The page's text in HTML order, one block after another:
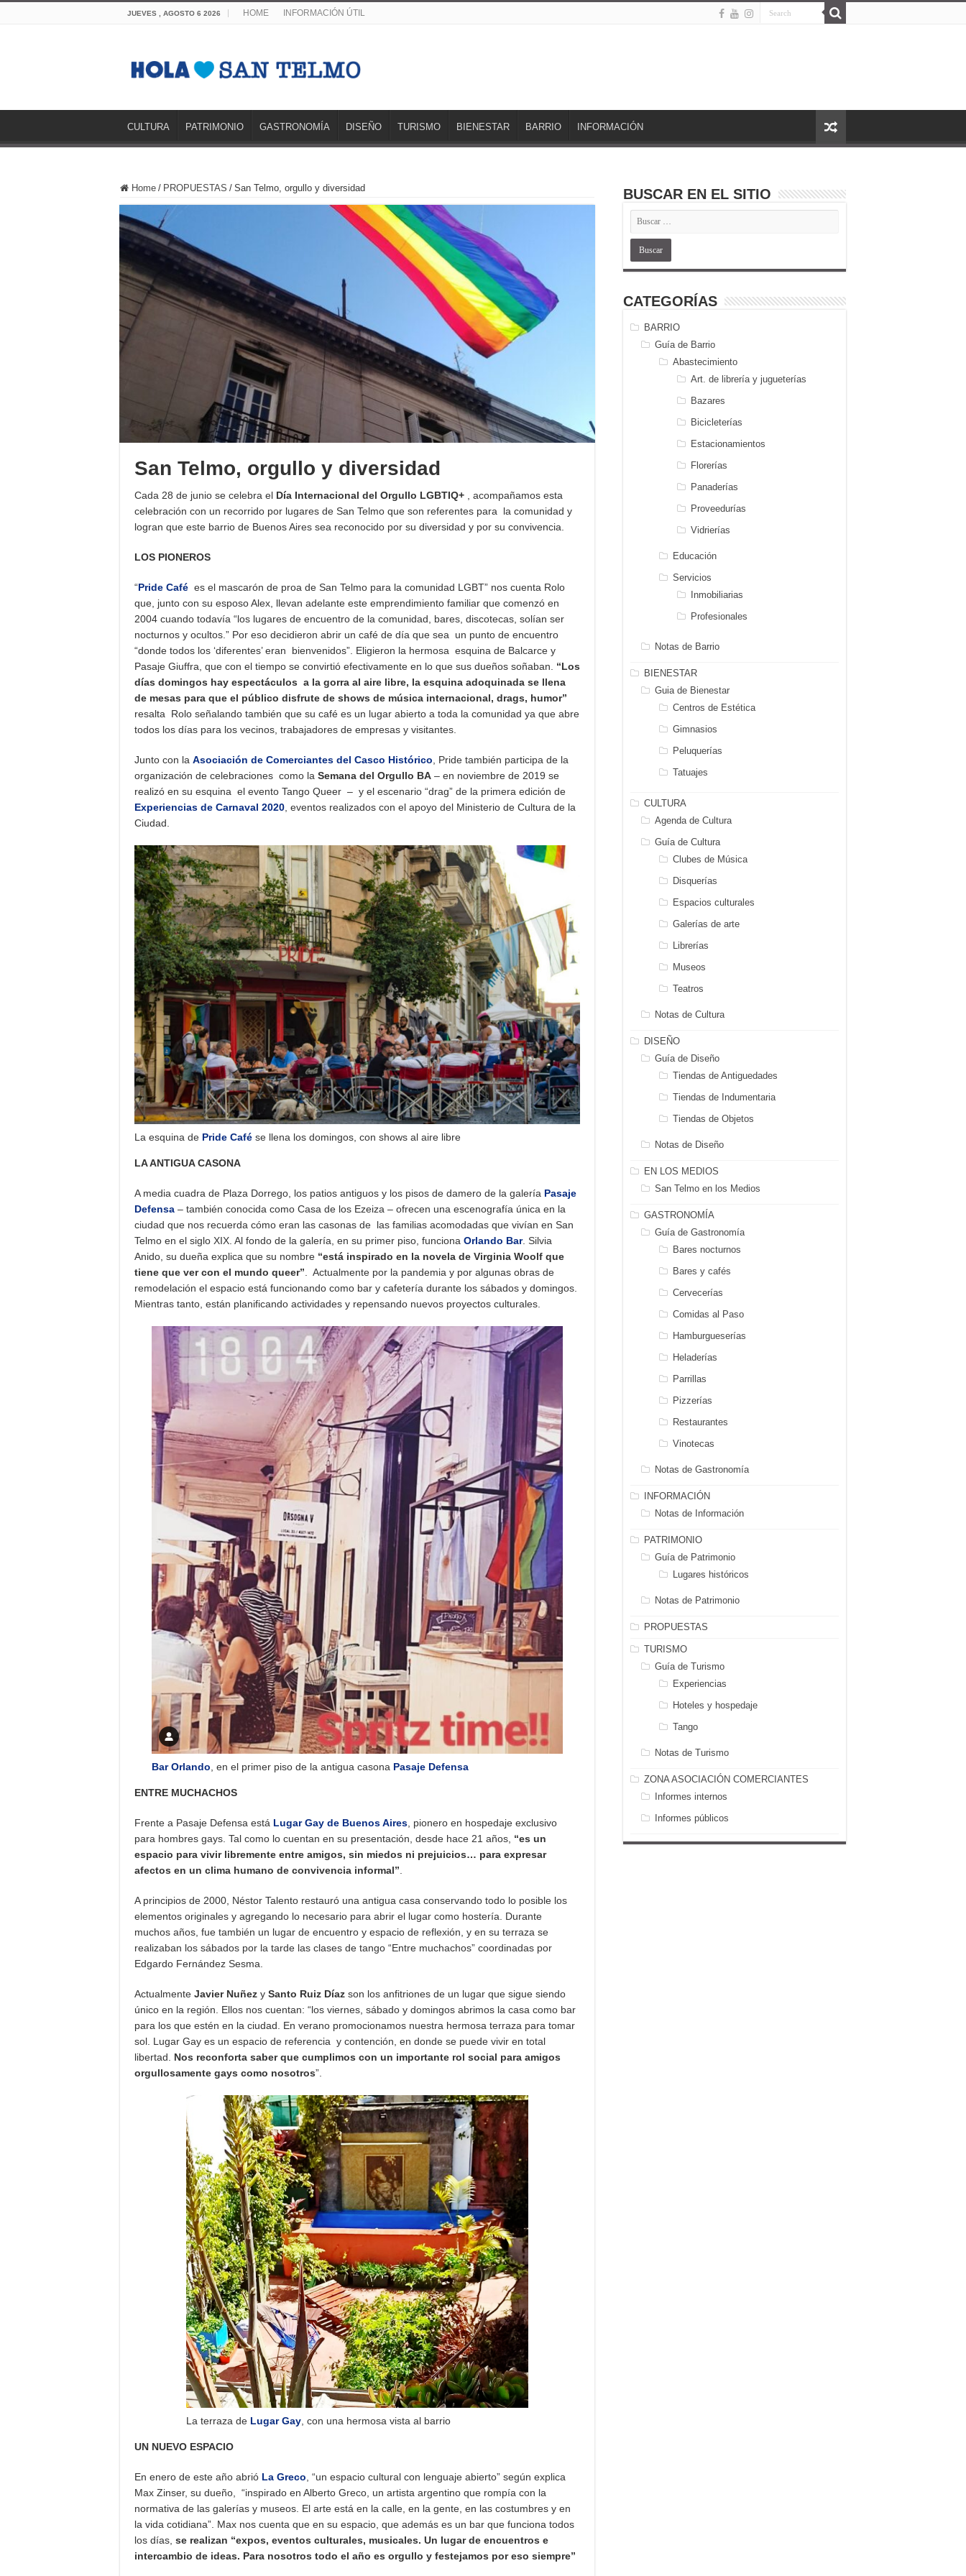
JUEVES , AGOSTO 6 2026 HOME INFORMACIÓN ÚTIL
CULTURA PATRIMONIO GASTRONOMÍA DISEÑO TURISMO BIENESTAR BARRIO INFORMACIÓN
Home / PROPUESTAS / San Telmo, orgullo y diversidad
San Telmo, orgullo y diversidad
Cada 28 de junio se celebra el Día Internacional del Orgullo LGBTIQ+ , acompañamos esta
celebración con un recorrido por lugares de San Telmo que son referentes para la comunidad y
logran que este barrio de Buenos Aires sea reconocido por su diversidad y por su convivencia.
LOS PIONEROS
“Pride Café es el mascarón de proa de San Telmo para la comunidad LGBT” nos cuenta Rolo
que, junto con su esposo Alex, llevan adelante este emprendimiento familiar que comenzó en
2004 cuando todavía “los lugares de encuentro de la comunidad, bares, discotecas, solían ser
nocturnos y ocultos.” Por eso decidieron abrir un café de día que sea un punto de encuentro
“donde todos los ‘diferentes’ eran bienvenidos”. Eligieron la hermosa esquina de Balcarce y
Pasaje Giuffra, que con el tiempo se convirtió efectivamente en lo que sus dueños soñaban. “Los
días domingos hay espectáculos a la gorra al aire libre, la esquina adoquinada se llena
de mesas para que el público disfrute de shows de música internacional, drags, humor”
resalta Rolo señalando también que su café es un lugar abierto a toda la comunidad ya que abre
todos los días para los vecinos, trabajadores de empresas y visitantes.
Junto con la Asociación de Comerciantes del Casco Histórico , Pride también participa de la
organización de celebraciones como la Semana del Orgullo BA – en noviembre de 2019 se
realizó en su esquina el evento Tango Queer – y el escenario “drag” de la primera edición de
Experiencias de Carnaval 2020 , eventos realizados con el apoyo del Ministerio de Cultura de la
Ciudad.
La esquina de Pride Café se llena los domingos, con shows al aire libre
LA ANTIGUA CASONA
A media cuadra de Plaza Dorrego, los patios antiguos y los pisos de damero de la galería Pasaje
Defensa – también conocida como Casa de los Ezeiza – ofrecen una escenografía única en la
ciudad que nos recuerda cómo eran las casonas de las familias acomodadas que vivían en San
Telmo en el siglo XIX. Al fondo de la galería, en su primer piso, funciona Orlando Bar. Silvia
Anido, su dueña explica que su nombre “está inspirado en la novela de Virginia Woolf que
tiene que ver con el mundo queer” . Actualmente por la pandemia y por algunas obras de
remodelación el espacio está funcionando como bar y cafetería durante los sábados y domingos.
Mientras tanto, están planificando actividades y repensando nuevos proyectos culturales.
Bar Orlando , en el primer piso de la antigua casona Pasaje Defensa
ENTRE MUCHACHOS
Frente a Pasaje Defensa está Lugar Gay de Buenos Aires , pionero en hospedaje exclusivo
para hombres gays. Tal como lo cuentan en su presentación, desde hace 21 años, “es un
espacio para vivir libremente entre amigos, sin miedos ni prejuicios… para expresar
afectos en un clima humano de convivencia informal”
A principios de 2000, Néstor Talento restauró una antigua casa conservando todo lo posible los
elementos originales y agregando lo necesario para abrir el lugar como hostería. Durante
muchos años, fue también un lugar de encuentro y espacio de reflexión, y en su terraza se
realizaban los sábados por la tarde las clases de tango “Entre muchachos” coordinadas por
Edgardo Fernández Sesma.
Actualmente Javier Nuñez y Santo Ruiz Díaz son los anfitriones de un lugar que sigue siendo
único en la región. Ellos nos cuentan: “los viernes, sábado y domingos abrimos la casa como bar
para los que estén en la ciudad. En verano promocionamos nuestra hermosa terraza para tomar
sol. Lugar Gay es un espacio de referencia y contención, en donde se puede vivir en total
libertad. Nos reconforta saber que cumplimos con un importante rol social para amigos
orgullosamente gays como nosotros”.
La terraza de Lugar Gay , con una hermosa vista al barrio
UN NUEVO ESPACIO
En enero de este año abrió La Greco , “un espacio cultural con lenguaje abierto” según explica
Max Zinser, su dueño, “inspirado en Alberto Greco, un artista argentino que rompía con la
normativa de las galerías y museos. El arte está en la calle, en la gente, en las costumbres y en
la vida cotidiana”. Max nos cuenta que en su espacio, que además es un bar que funciona todos
los días, se realizan “expos, eventos culturales, musicales. Un lugar de encuentros e
intercambio de ideas. Para nosotros todo el año es orgullo y festejamos por eso siempre”
BUSCAR EN EL SITIO
CATEGORÍAS
BARRIO
Guía de Barrio
Abastecimiento
Art. de librería y jugueterías
Bazares
Bicicleterías
Estacionamientos
Florerías
Panaderías
Proveedurías
Vidrierías
Educación
Servicios
Inmobiliarias
Profesionales
Notas de Barrio
BIENESTAR
Guia de Bienestar
Centros de Estética
Gimnasios
Peluquerías
Tatuajes
CULTURA
Agenda de Cultura
Guía de Cultura
Clubes de Música
Disquerías
Espacios culturales
Galerías de arte
Librerías
Museos
Teatros
Notas de Cultura
DISEÑO
Guía de Diseño
Tiendas de Antiguedades
Tiendas de Indumentaria
Tiendas de Objetos
Notas de Diseño
EN LOS MEDIOS
San Telmo en los Medios
GASTRONOMÍA
Guía de Gastronomía
Bares nocturnos
Bares y cafés
Cervecerías
Comidas al Paso
Hamburgueserías
Heladerías
Parrillas
Pizzerías
Restaurantes
Vinotecas
Notas de Gastronomía
INFORMACIÓN
Notas de Información
PATRIMONIO
Guía de Patrimonio
Lugares históricos
Notas de Patrimonio
PROPUESTAS
TURISMO
Guía de Turismo
Experiencias
Hoteles y hospedaje
Tango
Notas de Turismo
ZONA ASOCIACIÓN COMERCIANTES
Informes internos
Informes públicos